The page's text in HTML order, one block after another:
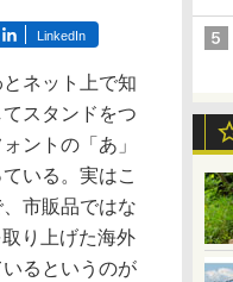
LinkedIn
ネット上で知
スタンドをつ
ントの「あ」
いる。実はこ
市販品ではな
り上げた海外
るというのが